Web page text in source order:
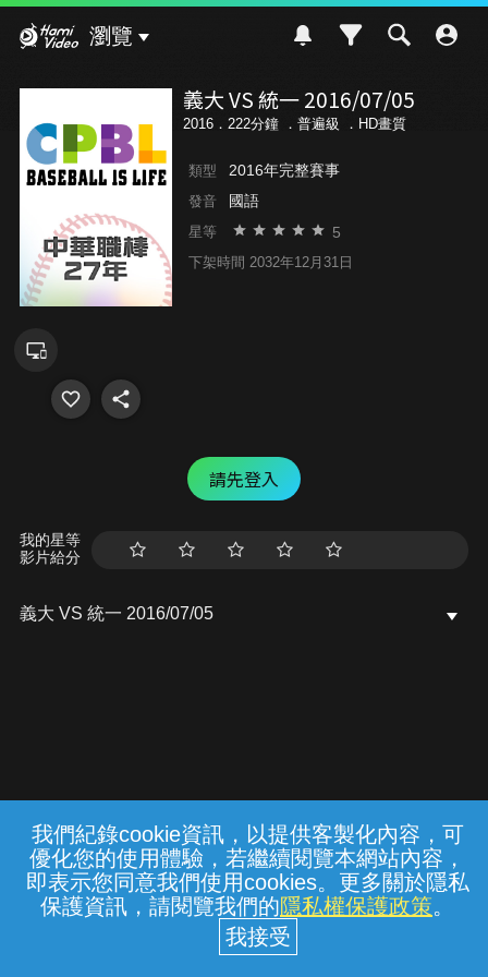
我們紀錄cookie資訊，以提供客製化內容，可
優化您的使用體驗，若繼續閱覽本網站內容，
即表示您同意我們使用cookies。更多關於隱私
保護資訊，請閱覽我們的隱私權保護政策。
瀏覽
義大 VS 統一 2016/07/05
2016．222分鐘 ． 普遍級 ．HD畫質
類型 2016年完整賽事
發音 國語
星等 5
下架時間 2032年12月31日
請先登入
我的星等
影片給分
義大 VS 統一 2016/07/05
常見問題 線上客服 服務條款 隱私權保護
中華電信股份有限公司個人家庭分公司
(統一編號：96979949) © 2026
{{notifyMsg}}